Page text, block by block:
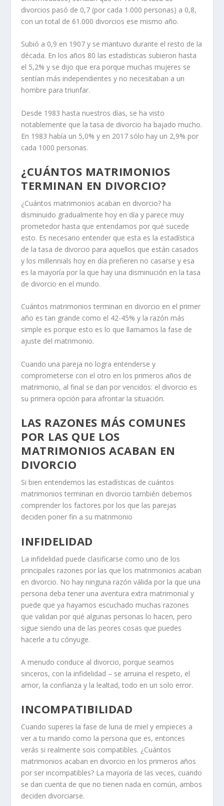
divorcios pasó de 0,7 (por cada 1.000 personas) a 0,8,
con un total de 61.000 divorcios ese mismo año.
Subió a 0,9 en 1907 y se mantuvo durante el resto de la
década. En los años 80 las estadísticas subieron hasta
el 5,2% y se dijo que era porque muchas mujeres se
sentían más independientes y no necesitaban a un
hombre para triunfar.
Desde 1983 hasta nuestros días, se ha visto
notablemente que la tasa de divorcio ha bajado mucho.
En 1983 había un 5,0% y en 2017 sólo hay un 2,9% por
cada 1000 personas.
¿CUÁNTOS MATRIMONIOS
TERMINAN EN DIVORCIO?
¿Cuántos matrimonios acaban en divorcio? ha
disminuido gradualmente hoy en día y parece muy
prometedor hasta que entendamos por qué sucede
esto. Es necesario entender que esta es la estadística
de la tasa de divorcio para aquellos que están casados
y los millennials hoy en día prefieren no casarse y esa
es la mayoría por la que hay una disminución en la tasa
de divorcio en el mundo.
Cuántos matrimonios terminan en divorcio en el primer
año es tan grande como el 42-45% y la razón más
simple es porque esto es lo que llamamos la fase de
ajuste del matrimonio.
Cuando una pareja no logra entenderse y
comprometerse con el otro en los primeros años de
matrimonio, al final se dan por vencidos: el divorcio es
su primera opción para afrontar la situación.
LAS RAZONES MÁS COMUNES
POR LAS QUE LOS
MATRIMONIOS ACABAN EN
DIVORCIO
Si bien entendemos las estadísticas de cuántos
matrimonios terminan en divorcio también debemos
comprender los factores por los que las parejas
deciden poner fin a su matrimonio
INFIDELIDAD
La infidelidad puede clasificarse como uno de los
principales razones por las que los matrimonios acaban
en divorcio. No hay ninguna razón válida por la que una
persona deba tener una aventura extra matrimonial y
puede que ya hayamos escuchado muchas razones
que validan por qué algunas personas lo hacen, pero
sigue siendo una de las peores cosas que puedes
hacerle a tu cónyuge.
A menudo conduce al divorcio, porque seamos
sinceros, con la infidelidad – se arruina el respeto, el
amor, la confianza y la lealtad, todo en un solo error.
INCOMPATIBILIDAD
Cuando superes la fase de luna de miel y empieces a
ver a tu marido como la persona que es, entonces
verás si realmente sois compatibles. ¿Cuántos
matrimonios acaban en divorcio en los primeros años
por ser incompatibles? La mayoría de las veces, cuando
se dan cuenta de que no tienen nada en común, ambos
deciden divorciarse.